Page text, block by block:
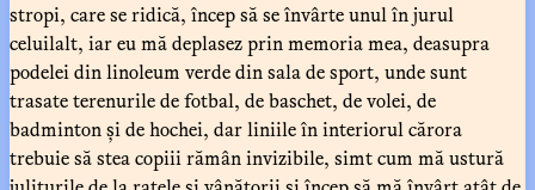
stropi, care se ridică, încep să se învârte unul în jurul
celuilalt, iar eu mă deplasez prin memoria mea, deasupra
podelei din linoleum verde din sala de sport, unde sunt
trasate terenurile de fotbal, de baschet, de volei, de
badminton și de hochei, dar liniile în interiorul cărora
trebuie să stea copiii rămân invizibile, simt cum mă ustură